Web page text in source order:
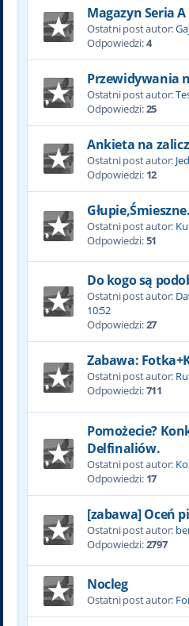
Magazyn Seria A
Ostatni post autor:
Odpowiedzi:4
Przewidywania
Ostatni post autor:
Odpowiedzi:25
Ankieta na
Ostatni post autor:
Odpowiedzi: 12
Ostatni post autor:
Odpowiedzi:51
Do kogo są
Ostatni post autor:
10:52
Odpowiedzi:27
Zabawa:
Ostatni post autor:
Odpowiedzi:711
Pomożecie?
Delfinaliów.
Ostatni post autor:
Odpowiedzi: 17
[zabawa] Oceń
Ostatni post autor:
Odpowiedzi:2797
Nocleg
Ostatni post autor: